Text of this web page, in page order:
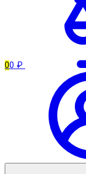
00 ₽